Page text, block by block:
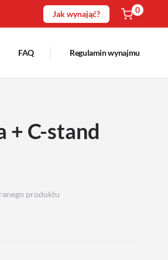
Jak wynająć? 0
FAQ Regulamin wynajmu
+ C-stand
produktu